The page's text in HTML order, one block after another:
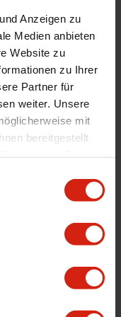
Anzeigen zu
Medien anbieten
Website zu
zu Ihrer
Partner für
weiter. Unsere
mit
bereitgestellt
alcohol, methanol and